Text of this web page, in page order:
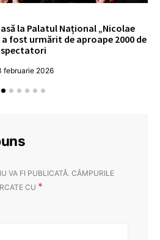
la Palatul Național „Nicolae
a fost urmărit de aproape 2000 de
spectatori
februarie 2026
VA FI PUBLICATĂ. CÂMPURILE
CU *